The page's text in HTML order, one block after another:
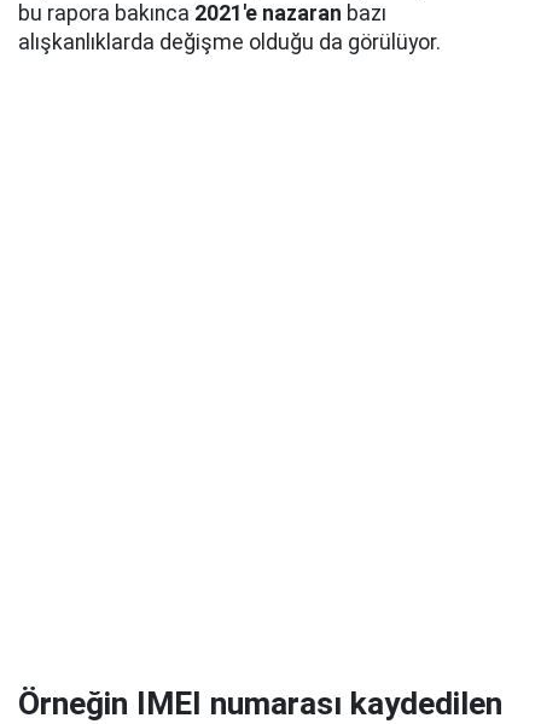
bu rapora bakınca 2021'e nazaran bazı
alışkanlıklarda değişme olduğu da görülüyor.
Örneğin IMEI numarası kaydedilen